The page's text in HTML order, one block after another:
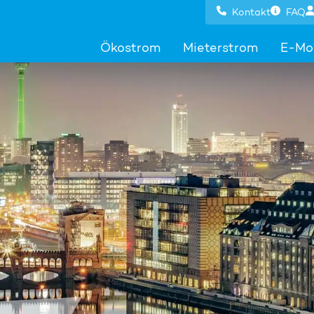
Ökostrom Mieterstrom E-
Kontakt FAQ